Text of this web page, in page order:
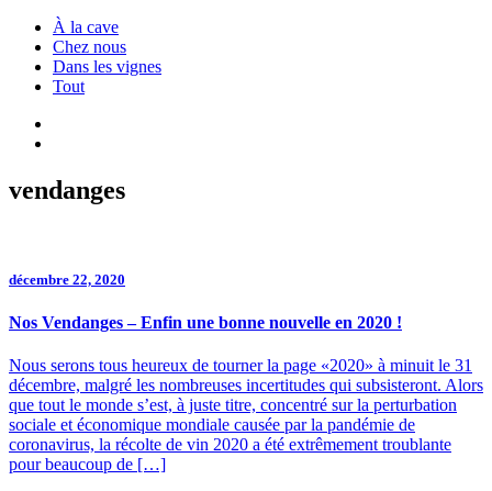
À la cave
Chez nous
Dans les vignes
Tout
vendanges
décembre 22, 2020
Nos Vendanges – Enfin une bonne nouvelle en 2020 !
Nous serons tous heureux de tourner la page «2020» à minuit le 31
décembre, malgré les nombreuses incertitudes qui subsisteront. Alors
que tout le monde s’est, à juste titre, concentré sur la perturbation
sociale et économique mondiale causée par la pandémie de
coronavirus, la récolte de vin 2020 a été extrêmement troublante
pour beaucoup de […]